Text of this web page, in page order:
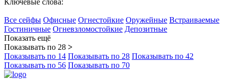
Ключевые слова:
Все cейфы Офисные Огнестойкие Оружейные Встраиваемые
Гостиничные Огневзломостойкие Депозитные
Показать ещё
Показывать по 28 >
Показывать по 14 Показывать по 28 Показывать по 42
Показывать по 56 Показывать по 70